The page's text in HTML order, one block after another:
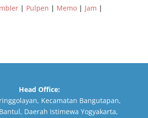
| Pulpen | Memo| Jam |
Head Office:
Kecamatan Bangutapan,
Daerah Istimewa Yogyakarta,